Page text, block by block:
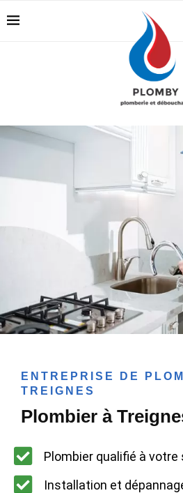
ENTREPRISE DE
TREIGNES
Plombier à
Plombier qualifié à
Installation et